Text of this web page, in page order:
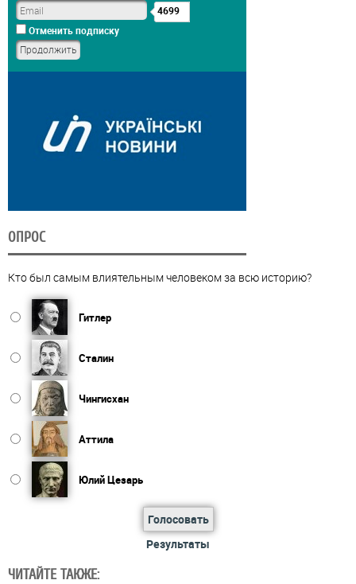
4699
Отменить подписку
ОПРОС
Кто был самым влиятельным человеком за всю историю?
Гитлер
Сталин
Чингисхан
Аттила
Юлий Цезарь
Голосовать
Результаты
ЧИТАЙТЕ ТАКЖЕ: